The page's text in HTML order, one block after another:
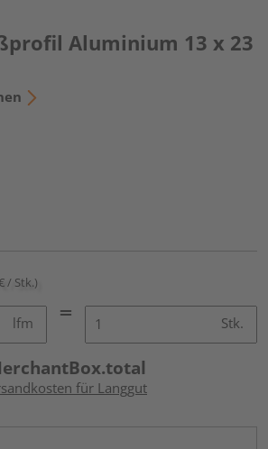
Aluminium 13 x 23
/ Stk.)
lfm Stk.
für Langgut